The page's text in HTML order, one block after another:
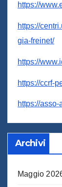
https://
https://
gia-freinet/
https://
https://ccrf-
https://
Archivi
Maggio